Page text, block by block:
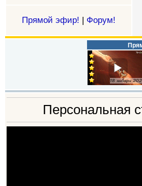
Прямой эфир! | Форум!
Персональная